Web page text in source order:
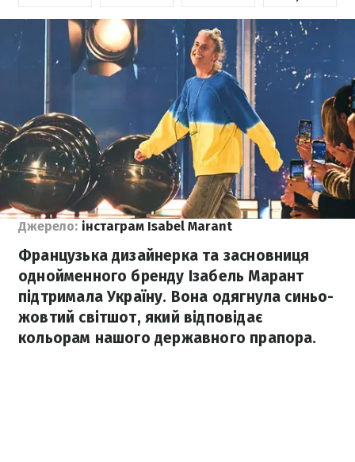
Джерело: інстаграм Isabel Marant
Французька дизайнерка та засновниця
однойменного бренду Ізабель Марант
підтримала Україну. Вона одягнула синьо-
жовтий світшот, який відповідає
кольорам нашого державного прапора.